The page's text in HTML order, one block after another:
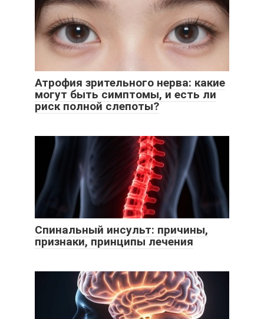
Атрофия зрительного нерва: какие
могут быть симптомы, и есть ли
риск полной слепоты?
Спинальный инсульт: причины,
признаки, принципы лечения